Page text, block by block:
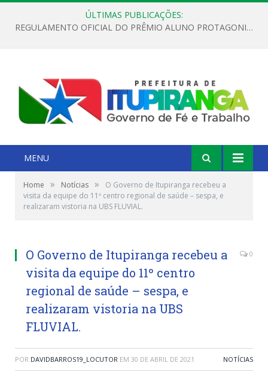
ÚLTIMAS PUBLICAÇÕES:
REGULAMENTO OFICIAL DO PRÊMIO ALUNO PROTAGONISTA – EDIÇÃO 2026
MENU
Home » Notícias »
O Governo de Itupiranga recebeu a
visita da equipe do 11º centro regional de saúde – sespa, e
realizaram vistoria na UBS FLUVIAL.
O Governo de Itupiranga recebeu a
visita da equipe do 11º centro
regional de saúde – sespa, e
realizaram vistoria na UBS
FLUVIAL.
0
POR DAVIDBARROS19_LOCUTOR EM 30 DE ABRIL DE 2021 NOTÍCIAS